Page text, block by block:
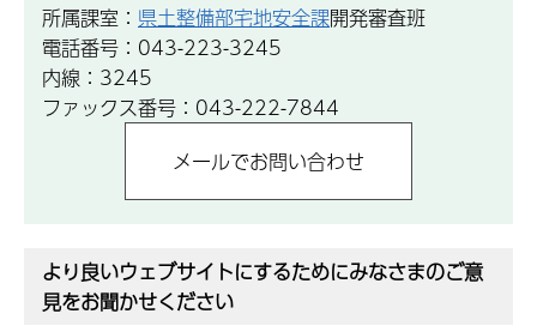
所属課室： 県土整備部宅地安全課開発審査班
電話番号：043-223-3245
内線：3245
ファックス番号：043-222-7844
より良いウェブサイトにするためにみなさまのご意
見をお聞かせください